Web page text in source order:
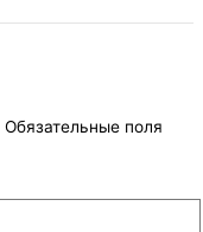
Обязательные поля